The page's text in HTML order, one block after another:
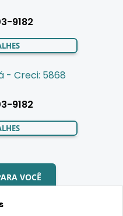
9182
- Creci: 5868
9182
VOCÊ